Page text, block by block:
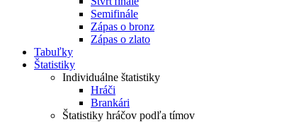
Semifinále
Zápas o bronz
Zápas o zlato
Tabuľky
Štatistiky
Individuálne štatistiky
Hráči
Brankári
Štatistiky hráčov podľa tímov